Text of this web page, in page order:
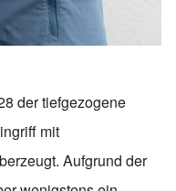
der tiefgezogene
mit
Aufgrund der